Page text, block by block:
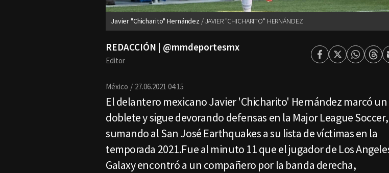
Javier "Chicharito" Hernández JAVIER "CHICHARITO" HERNÁNDEZ
REDACCIÓN | @mmdeportesmx
Editor Facebook
Twitter
México 27.06.2021 04:15
El delantero mexicano Javier 'Chicharito' Hernández marcó un
doblete y sigue devorando defensas en la Major League Soccer,
sumando al San José Earthquakes a su lista de víctimas en la
temporada 2021.Fue al minuto 11 que el jugador de Los
Galaxy encontró a un compañero por la banda derecha,